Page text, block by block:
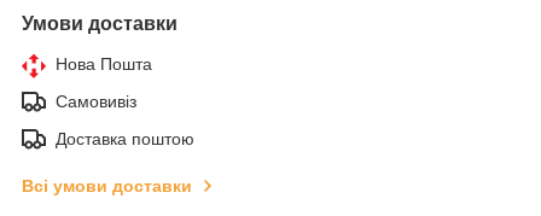
Умови доставки
Нова Пошта
Самовивіз
Доставка поштою
Всі умови доставки